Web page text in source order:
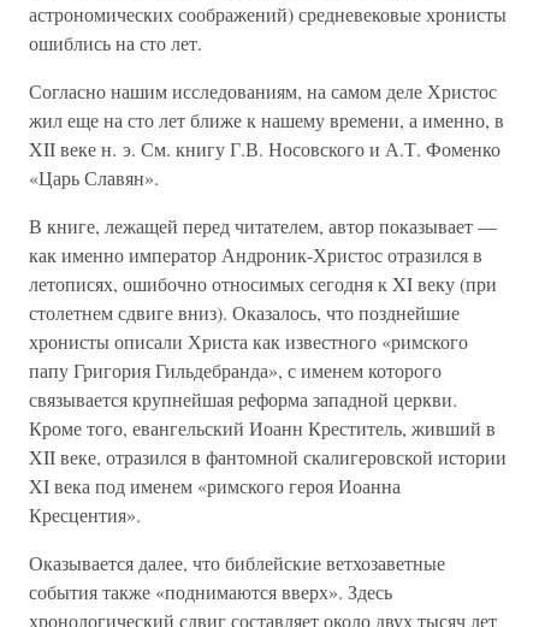
астрономических соображений) средневековые хронисты
ошиблись на сто лет.
Согласно нашим исследованиям, на самом деле Христос
жил еще на сто лет ближе к нашему времени, а именно, в
XII веке н. э. См. книгу Г.В. Носовского и А.Т. Фоменко
«Царь Славян».
В книге, лежащей перед читателем, автор показывает —
как именно император Андроник-Христос отразился в
летописях, ошибочно относимых сегодня к XI веку (при
столетнем сдвиге вниз). Оказалось, что позднейшие
хронисты описали Христа как известного «римского
папу Григория Гильдебранда», с именем которого
связывается крупнейшая реформа западной церкви.
Кроме того, евангельский Иоанн Креститель, живший в
XII веке, отразился в фантомной скалигеровской истории
XI века под именем «римского героя Иоанна
Кресцентия».
Оказывается далее, что библейские ветхозаветные
события также «поднимаются вверх». Здесь
хронологический сдвиг составляет около двух тысяч лет